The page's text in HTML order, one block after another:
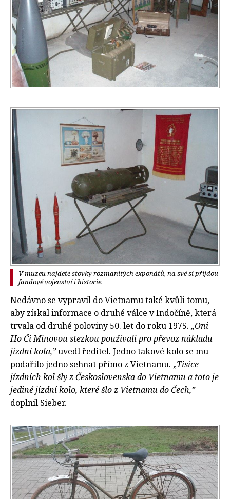
V muzeu najdete stovky rozmanitých exponátů, na své si přijdou
fandové vojenství i historie.
Nedávno se vypravil do Vietnamu také kvůli tomu,
aby získal informace o druhé válce v Indočíně, která
trvala od druhé poloviny 50. let do roku 1975. „Oni
Ho Či Minovou stezkou používali pro převoz nákladu
jízdní kola,”uvedl ředitel. Jedno takové kolo se mu
podařilo jedno sehnat přímo z Vietnamu. „Tisíce
jízdních kol šly z Československa do Vietnamu a toto je
jediné jízdní kolo, které šlo z Vietnamu do Čech,”
doplnil Sieber.